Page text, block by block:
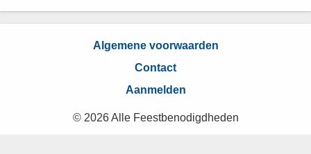
Algemene voorwaarden
Contact
Aanmelden
© 2026 Alle Feestbenodigdheden